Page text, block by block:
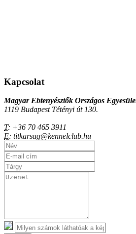
Kapcsolat
Magyar Ebtenyésztők Országos
1119 Budapest Tétényi út 130.
T: +36 70 465 3911
E: titkarsag@kennelclub.hu